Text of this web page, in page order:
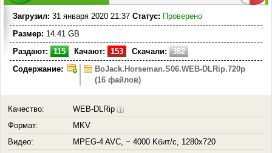
Загрузил: 31 января 2020 21:37 Статус: Проверено
Размер: 14.41 GB
Раздают:
115 Качают: 153 Скачали:
382
Содержание:
BoJack.Horseman.S06.WEB-DLRip.720p
(16 файлов)
Качество:
WEB-DLRip
Формат:
MKV
Видео:
MPEG-4 AVC, ~ 4000 Kбит/с, 1280x720